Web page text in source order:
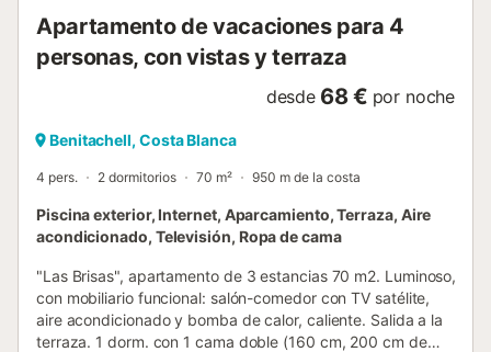
Apartamento de vacaciones para 4
personas, con vistas y terraza
desde 68 € por noche
Benitachell, Costa Blanca
4 pers. 2 dormitorios 70 m² 950 m de la costa
Piscina exterior, Internet, Aparcamiento, Terraza, Aire
acondicionado, Televisión, Ropa de cama
"Las Brisas", apartamento de 3 estancias 70 m2. Luminoso,
con mobiliario funcional: salón-comedor con TV satélite,
aire acondicionado y bomba de calor, caliente. Salida a la
terraza. 1 dorm. con 1 cama doble (160 cm, 200 cm de